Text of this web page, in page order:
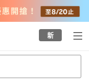
新